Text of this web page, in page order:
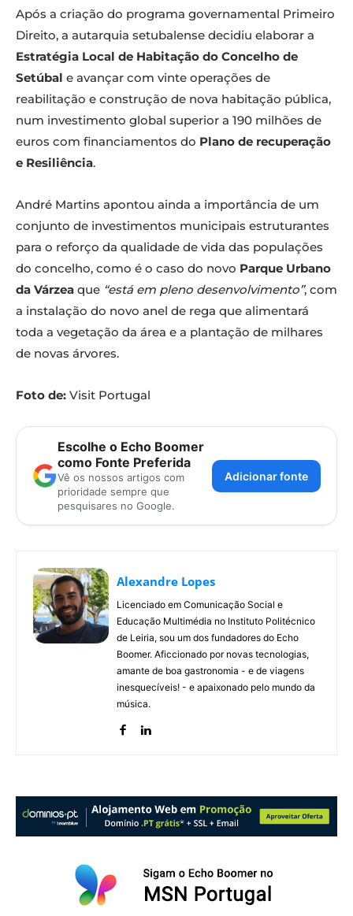
Após a criação do programa governamental Primeiro
Direito, a autarquia setubalense decidiu elaborar a
Estratégia Local de Habitação do Concelho de
Setúbal e avançar com vinte operações de
reabilitação e construção de nova habitação pública,
num investimento global superior a 190 milhões de
euros com financiamentos do Plano de recuperação
e Resiliência.
André Martins apontou ainda a importância de um
conjunto de investimentos municipais estruturantes
para o reforço da qualidade de vida das populações
do concelho, como é o caso do novo Parque Urbano
da Várzea que “está em pleno desenvolvimento”, com
a instalação do novo anel de rega que alimentará
toda a vegetação da área e a plantação de milhares
de novas árvores.
Foto de: Visit Portugal
Escolhe o Echo Boomer
como Fonte Preferida
Vê os nossos artigos com
prioridade sempre que
pesquisares no Google.
Adicionar fonte
Alexandre Lopes
Licenciado em Comunicação Social e
Educação Multimédia no Instituto Politécnico
de Leiria, sou um dos fundadores do Echo
Boomer. Aficcionado por novas tecnologias,
amante de boa gastronomia - e de viagens
inesquecíveis! - e apaixonado pelo mundo da
música.